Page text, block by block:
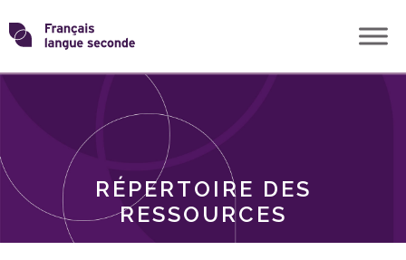
Skip
toTransformons
langue
RÉPERTOIRE DES
RESSOURCES
THÈMES